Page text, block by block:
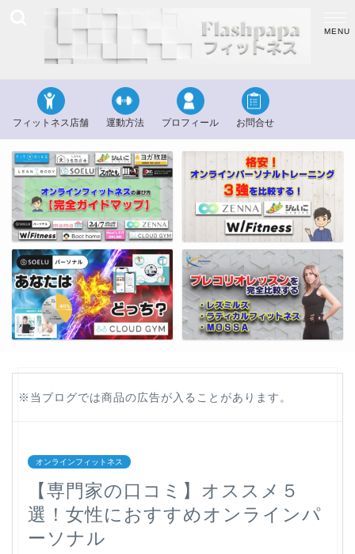
フィットネス店舗 運動方法 プロフィール お問合せ
※当ブログでは商品の広告が入ることがあります。
オンラインフィットネス
【専門家の口コミ】オススメ５
選！女性におすすめオンラインパ
ーソナル